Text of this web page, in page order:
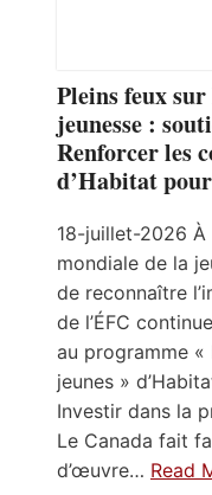
Pleins feux
jeunesse :
Renforcer les
d’Habitat
18-juillet-2026 À
mondiale de la
de reconnaître
de l’ÉFC
au programme
jeunes »
Investir dans la
Le Canada fait
d’œuvre… Read